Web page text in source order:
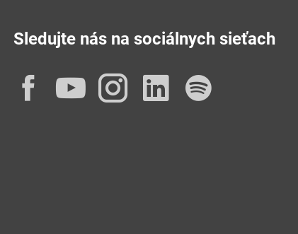
Sledujte nás na sociálnych sieťach
Facebook
YouTube
Instagram
LinkedIn